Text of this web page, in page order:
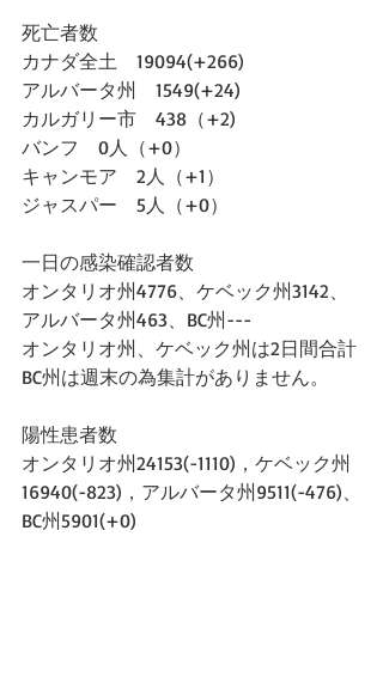
死亡者数
カナダ全土　19094(+266)
アルバータ州　1549(+24)
カルガリー市　438（+2)
バンフ　0人（+0）
キャンモア　2人（+1）
ジャスパー　5人（+0）
一日の感染確認者数
オンタリオ州4776、ケベック州3142、
アルバータ州463、BC州---
オンタリオ州、ケベック州は2日間合計
BC州は週末の為集計がありません。
陽性患者数
オンタリオ州24153(-1110)，ケベック州
16940(-823)，アルバータ州9511(-476)、
BC州5901(+0)